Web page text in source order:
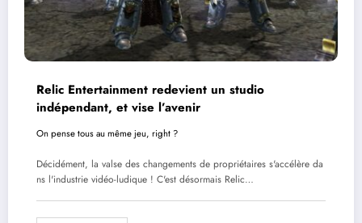
Relic Entertainment redevient un studio
indépendant, et vise l’avenir
On pense tous au même jeu, right ?
Décidément, la valse des changements de propriétaires s'accélère da
ns l'industrie vidéo-ludique ! C'est désormais Relic…